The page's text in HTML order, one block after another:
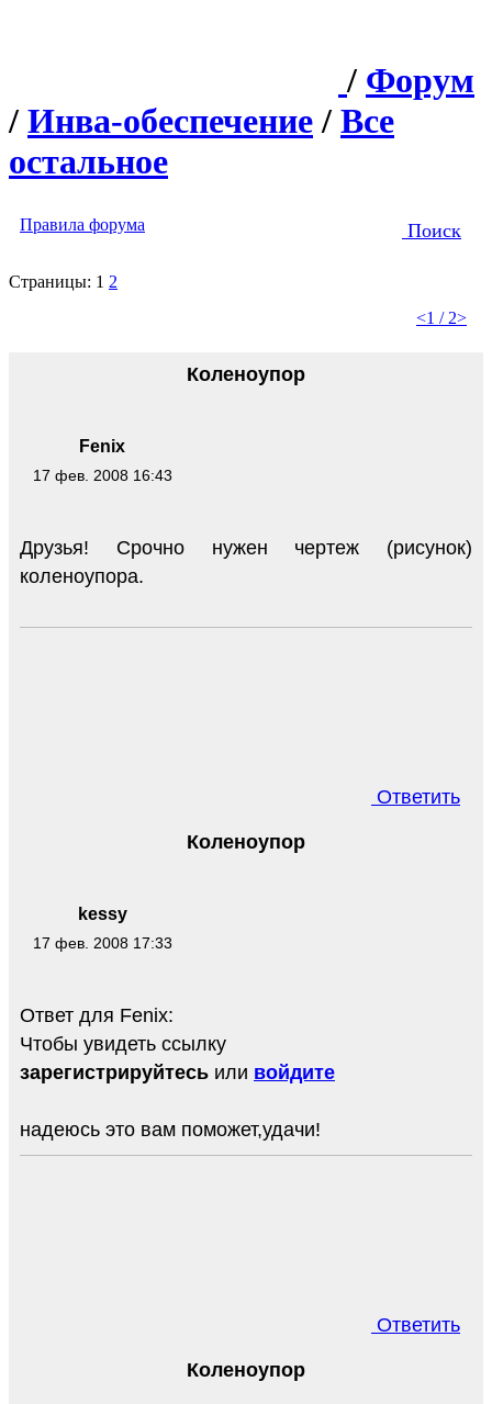
/ Форум
/ Инва-обеспечение / Все
остальное
Правила форума Поиск
Страницы: 1 2
<1 / 2>
Fenix
17 фев. 2008 16:43
Коленоупор
Друзья! Срочно нужен чертеж (рисунок)
коленоупора.
Ответить
kessy
17 фев. 2008 17:33
Коленоупор
Ответ для Fenix:
Чтобы увидеть ссылку
зарегистрируйтесь или войдите
надеюсь это вам поможет,удачи!
Ответить
Коленоупор